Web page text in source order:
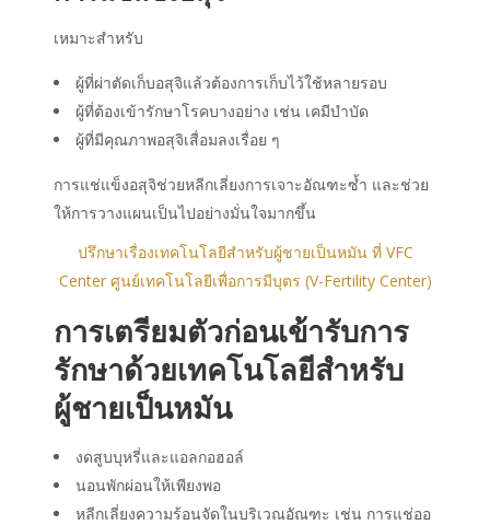
เหมาะสำหรับ
ผู้ที่ผ่าตัดเก็บอสุจิแล้วต้องการเก็บไว้ใช้หลายรอบ
ผู้ที่ต้องเข้ารักษาโรคบางอย่าง เช่น เคมีบำบัด
ผู้ที่มีคุณภาพอสุจิเสื่อมลงเรื่อย ๆ
การแช่แข็งอสุจิช่วยหลีกเลี่ยงการเจาะอัณฑะซ้ำ และช่วย
ให้การวางแผนเป็นไปอย่างมั่นใจมากขึ้น
ปรึกษาเรื่องเทคโนโลยีสำหรับผู้ชายเป็นหมัน ที่ VFC
Center ศูนย์เทคโนโลยีเพื่อการมีบุตร (V-Fertility Center)
การเตรียมตัวก่อนเข้ารับการ
รักษาด้วยเทคโนโลยีสำหรับ
ผู้ชายเป็นหมัน
งดสูบบุหรี่และแอลกอฮอล์
นอนพักผ่อนให้เพียงพอ
หลีกเลี่ยงความร้อนจัดในบริเวณอัณฑะ เช่น การแช่ออ